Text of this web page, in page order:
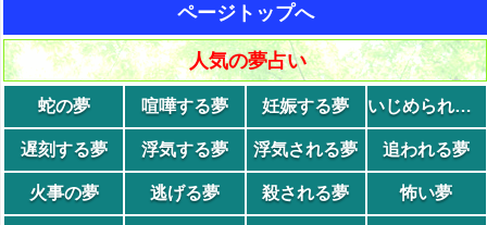
ページトップへ
人気の夢占い
蛇の夢 喧嘩する夢 妊娠する夢 いじめられる夢
遅刻する夢 浮気する夢 浮気される夢 追われる夢
火事の夢 逃げる夢 殺される夢 怖い夢